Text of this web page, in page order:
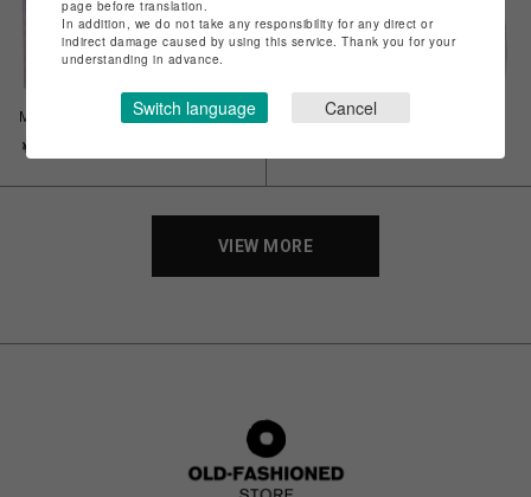
MANGACHIEF / 伊藤潤二_Tomie
￥2,750
【上野限定】パンダタオル
VIEW MORE
page before translation.
In addition, we do not take any responsibility for any direct or
indirect damage caused by using this service. Thank you for your
understanding in advance.
Switch language Cancel